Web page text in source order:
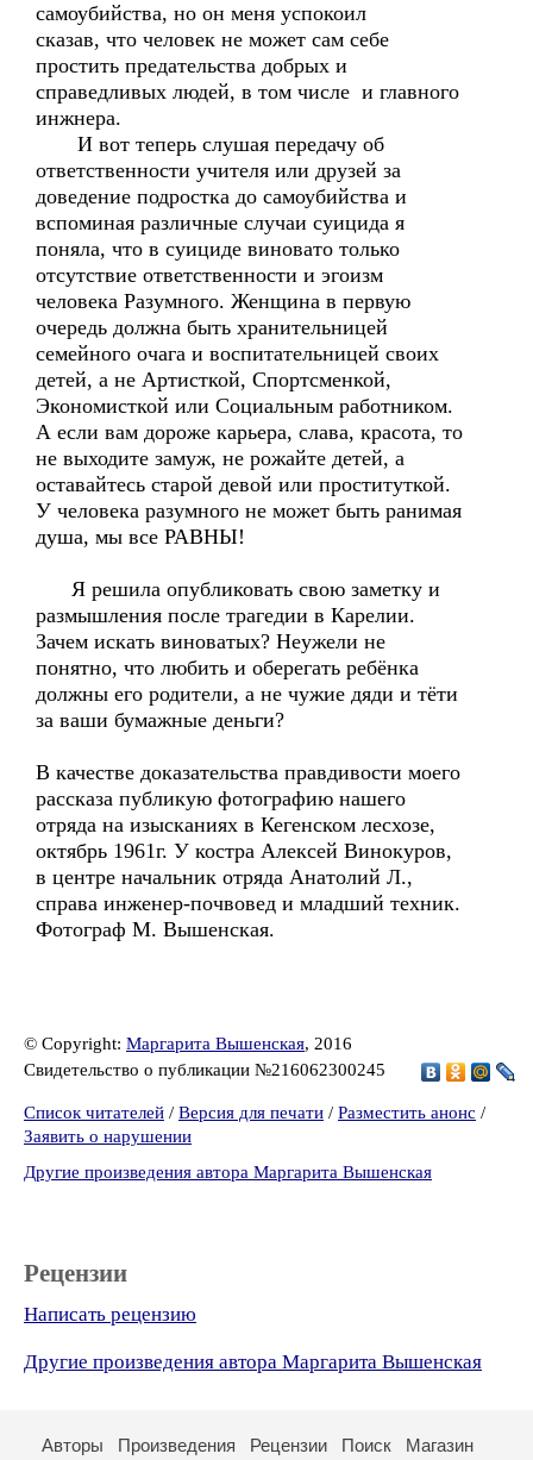
самоубийства, но он меня успокоил
сказав, что человек не может сам себе
простить предательства добрых и
справедливых людей, в том числе и главного
инжнера.
И вот теперь слушая передачу об
ответственности учителя или друзей за
доведение подростка до самоубийства и
вспоминая различные случаи суицида я
поняла, что в суициде виновато только
отсутствие ответственности и эгоизм
человека Разумного. Женщина в первую
очередь должна быть хранительницей
семейного очага и воспитательницей своих
детей, а не Артисткой, Спортсменкой,
Экономисткой или Социальным работником.
А если вам дороже карьера, слава, красота, то
не выходите замуж, не рожайте детей, а
оставайтесь старой девой или проституткой.
У человека разумного не может быть ранимая
душа, мы все РАВНЫ!
Я решила опубликовать свою заметку и
размышления после трагедии в Карелии.
Зачем искать виноватых? Неужели не
понятно, что любить и оберегать ребёнка
должны его родители, а не чужие дяди и тёти
за ваши бумажные деньги?
В качестве доказательства правдивости моего
рассказа публикую фотографию нашего
отряда на изысканиях в Кегенском лесхозе,
октябрь 1961г. У костра Алексей Винокуров,
в центре начальник отряда Анатолий Л.,
справа инженер-почвовед и младший техник.
Фотограф М. Вышенская.
© Copyright: Маргарита Вышенская, 2016
Свидетельство о публикации №216062300245
Список читателей / Версия для печати / Разместить анонс /
Заявить о нарушении
Другие произведения автора Маргарита Вышенская
Рецензии
Написать рецензию
Другие произведения автора Маргарита Вышенская
Авторы Произведения Рецензии Поиск
Магазин